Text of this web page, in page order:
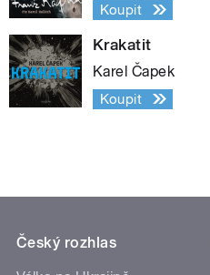
Koupit
Krakatit
Karel Čapek
Koupit
Český rozhlas